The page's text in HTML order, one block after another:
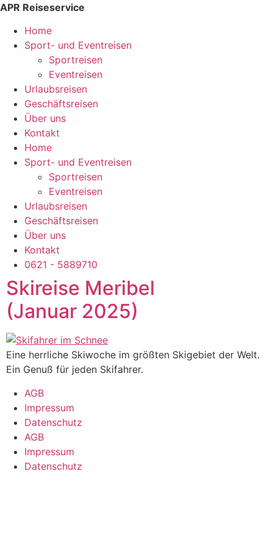
Zum
wechseln
APR Reiseservice
Home
Sport- und Eventreisen
Sportreisen
Eventreisen
Urlaubsreisen
Geschäftsreisen
Über uns
Kontakt
Home
Sport- und Eventreisen
Sportreisen
Eventreisen
Urlaubsreisen
Geschäftsreisen
Über uns
Kontakt
0621 - 5889710
Skireise Meribel
(Januar 2025)
Eine herrliche Skiwoche im größten Skigebiet der Welt.
Ein Genuß für jeden Skifahrer.
AGB
Impressum
Datenschutz
AGB
Impressum
Datenschutz